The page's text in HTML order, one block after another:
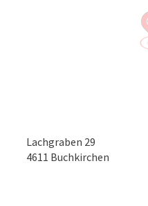
Lachgraben 29
4611 Buchkirchen